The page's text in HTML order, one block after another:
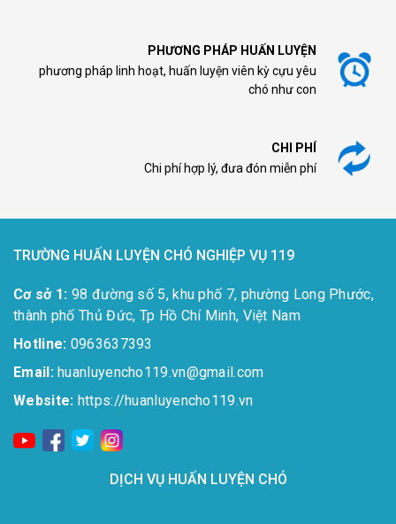
PHƯƠNG PHÁP HUẤN LUYỆN
phương pháp linh hoạt, huấn luyện viên kỳ cựu yêu
chó như con
CHI PHÍ
Chi phí hợp lý, đưa đón miễn phí
TRƯỜNG HUẤN LUYỆN CHÓ NGHIỆP VỤ 119
Cơ sở 1: 98 đường số 5, khu phố 7, phường Long Phước,
thành phố Thủ Đức, Tp Hồ Chí Minh, Việt Nam
Hotline: 0963637393​
Email:huanluyencho119.vn@gmail.com
Website: https://huanluyencho119.vn
DỊCH VỤ HUẤN LUYỆN CHÓ